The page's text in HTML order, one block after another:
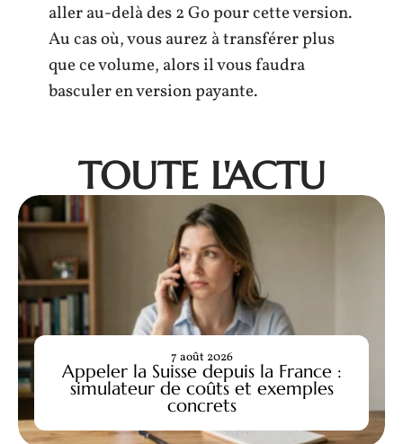
aller au-delà des 2 Go pour cette version.
Au cas où, vous aurez à transférer plus
que ce volume, alors il vous faudra
basculer en version payante.
TOUTE L'ACTU
Appeler la Suisse depuis la France :
simulateur de coûts et exemples
concrets
7 août 2026